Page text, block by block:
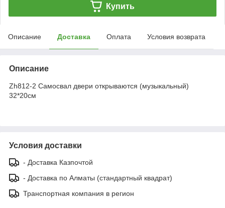
Купить
Описание Доставка Оплата Условия возврата
Описание
Zh812-2 Самосвал двери открываются (музыкальный)
32*20см
Условия доставки
- Доставка Казпочтой
- Доставка по Алматы (стандартный квадрат)
Транспортная компания в регион